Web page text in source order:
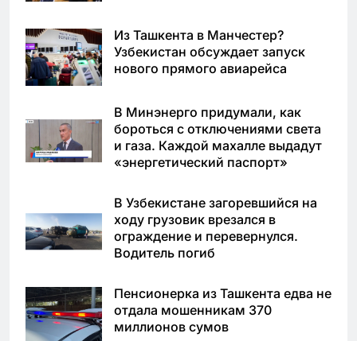
Из Ташкента в Манчестер?
Узбекистан обсуждает запуск
нового прямого авиарейса
В Минэнерго придумали, как
бороться с отключениями света
и газа. Каждой махалле выдадут
«энергетический паспорт»
В Узбекистане загоревшийся на
ходу грузовик врезался в
ограждение и перевернулся.
Водитель погиб
Пенсионерка из Ташкента едва не
отдала мошенникам 370
миллионов сумов